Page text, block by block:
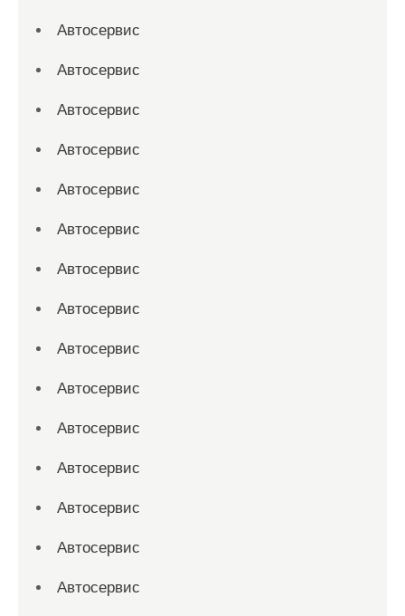
Автосервис
Автосервис
Автосервис
Автосервис
Автосервис
Автосервис
Автосервис
Автосервис
Автосервис
Автосервис
Автосервис
Автосервис
Автосервис
Автосервис
Автосервис